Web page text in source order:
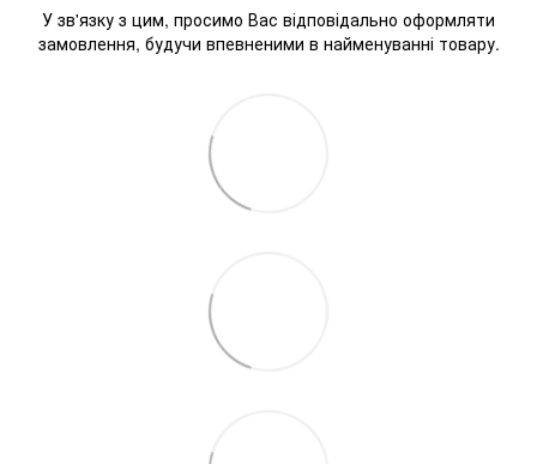
У зв'язку з цим, просимо Вас відповідально оформляти
замовлення, будучи впевненими в найменуванні товару.